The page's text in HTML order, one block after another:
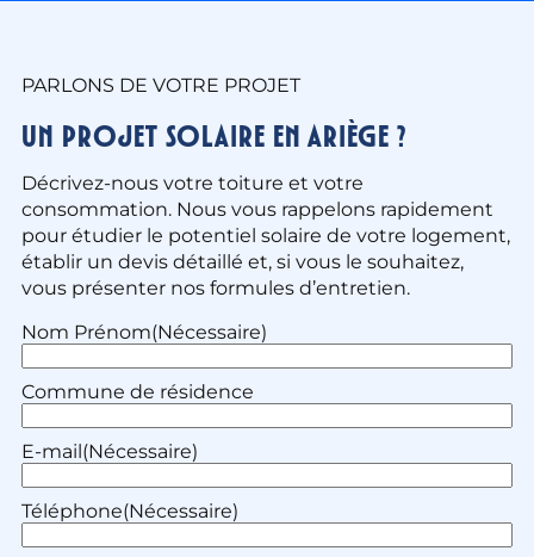
PARLONS DE VOTRE PROJET
Un projet solaire en Ariège ?
Décrivez-nous votre toiture et votre
consommation. Nous vous rappelons rapidement
pour étudier le potentiel solaire de votre logement,
établir un devis détaillé et, si vous le souhaitez,
vous présenter nos formules d’entretien.
Nom Prénom(Nécessaire)
Commune de résidence
E-mail(Nécessaire)
Téléphone(Nécessaire)